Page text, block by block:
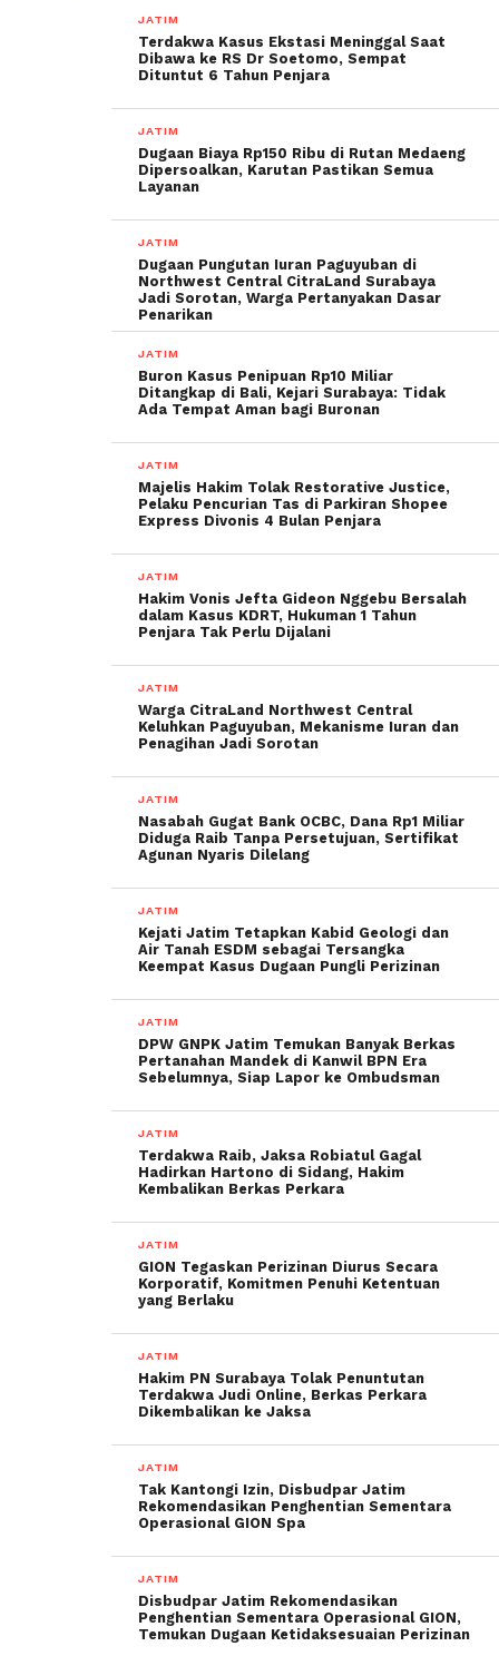
JATIM
Terdakwa Kasus Ekstasi Meninggal Saat
Dibawa ke RS Dr Soetomo, Sempat
Dituntut 6 Tahun Penjara
JATIM
Dugaan Biaya Rp150 Ribu di Rutan Medaeng
Dipersoalkan, Karutan Pastikan Semua
Layanan
JATIM
Dugaan Pungutan Iuran Paguyuban di
Northwest Central CitraLand Surabaya
Jadi Sorotan, Warga Pertanyakan Dasar
Penarikan
JATIM
Buron Kasus Penipuan Rp10 Miliar
Ditangkap di Bali, Kejari Surabaya: Tidak
Ada Tempat Aman bagi Buronan
JATIM
Majelis Hakim Tolak Restorative Justice,
Pelaku Pencurian Tas di Parkiran Shopee
Express Divonis 4 Bulan Penjara
JATIM
Hakim Vonis Jefta Gideon Nggebu Bersalah
dalam Kasus KDRT, Hukuman 1 Tahun
Penjara Tak Perlu Dijalani
JATIM
Warga CitraLand Northwest Central
Keluhkan Paguyuban, Mekanisme Iuran dan
Penagihan Jadi Sorotan
JATIM
Nasabah Gugat Bank OCBC, Dana Rp1 Miliar
Diduga Raib Tanpa Persetujuan, Sertifikat
Agunan Nyaris Dilelang
JATIM
Kejati Jatim Tetapkan Kabid Geologi dan
Air Tanah ESDM sebagai Tersangka
Keempat Kasus Dugaan Pungli Perizinan
JATIM
DPW GNPK Jatim Temukan Banyak Berkas
Pertanahan Mandek di Kanwil BPN Era
Sebelumnya, Siap Lapor ke Ombudsman
JATIM
Terdakwa Raib, Jaksa Robiatul Gagal
Hadirkan Hartono di Sidang, Hakim
Kembalikan Berkas Perkara
JATIM
GION Tegaskan Perizinan Diurus Secara
Korporatif, Komitmen Penuhi Ketentuan
yang Berlaku
JATIM
Hakim PN Surabaya Tolak Penuntutan
Terdakwa Judi Online, Berkas Perkara
Dikembalikan ke Jaksa
JATIM
Tak Kantongi Izin, Disbudpar Jatim
Rekomendasikan Penghentian Sementara
Operasional GION Spa
JATIM
Disbudpar Jatim Rekomendasikan
Penghentian Sementara Operasional GION,
Temukan Dugaan Ketidaksesuaian Perizinan